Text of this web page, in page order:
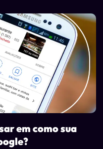
em como sua